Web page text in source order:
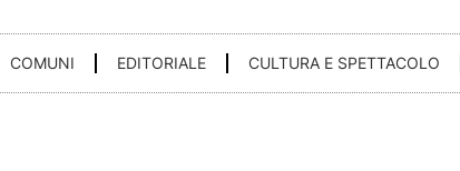
COMUNI EDITORIALE CULTURA E SPETTACOLO